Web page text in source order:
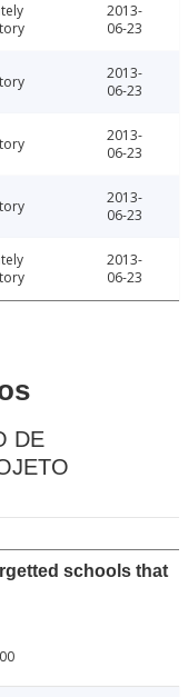
2013-
06-23
2013-
06-23
2013-
06-23
2013-
06-23
2013-
06-23
DE
schools that